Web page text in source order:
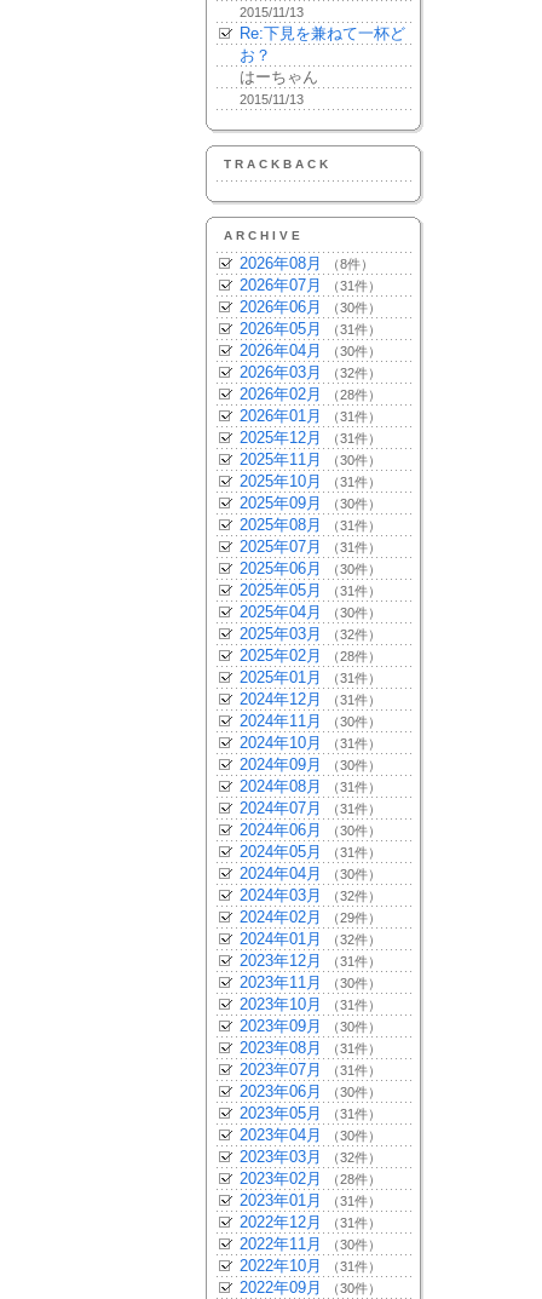
2015/11/13
Re:下見を兼ねて一杯ど
お？
はーちゃん
2015/11/13
TRACKBACK
ARCHIVE
2026年08月 （8件）
2026年07月 （31件）
2026年06月 （30件）
2026年05月 （31件）
2026年04月 （30件）
2026年03月 （32件）
2026年02月 （28件）
2026年01月 （31件）
2025年12月 （31件）
2025年11月 （30件）
2025年10月 （31件）
2025年09月 （30件）
2025年08月 （31件）
2025年07月 （31件）
2025年06月 （30件）
2025年05月 （31件）
2025年04月 （30件）
2025年03月 （32件）
2025年02月 （28件）
2025年01月 （31件）
2024年12月 （31件）
2024年11月 （30件）
2024年10月 （31件）
2024年09月 （30件）
2024年08月 （31件）
2024年07月 （31件）
2024年06月 （30件）
2024年05月 （31件）
2024年04月 （30件）
2024年03月 （32件）
2024年02月 （29件）
2024年01月 （32件）
2023年12月 （31件）
2023年11月 （30件）
2023年10月 （31件）
2023年09月 （30件）
2023年08月 （31件）
2023年07月 （31件）
2023年06月 （30件）
2023年05月 （31件）
2023年04月 （30件）
2023年03月 （32件）
2023年02月 （28件）
2023年01月 （31件）
2022年12月 （31件）
2022年11月 （30件）
2022年10月 （31件）
2022年09月 （30件）